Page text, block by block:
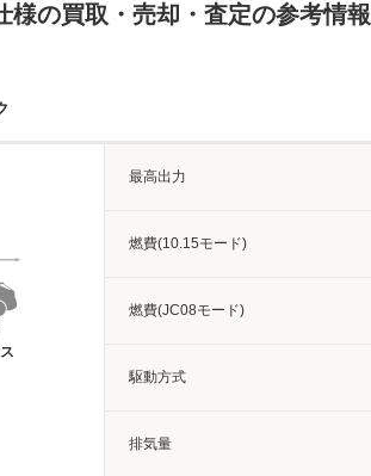
様の買取・売却・査定の参考情報
最高出力
燃費(10.15モード)
燃費(JC08モード)
駆動方式
排気量